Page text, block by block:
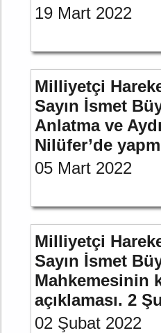
19 Mart 2022
Milliyetçi
Sayın İsmet
Anlatma ve
Nilüfer’de
05 Mart 2022
Milliyetçi
Sayın İsmet
Mahkemesinin
açıklaması. 2
02 Şubat 2022